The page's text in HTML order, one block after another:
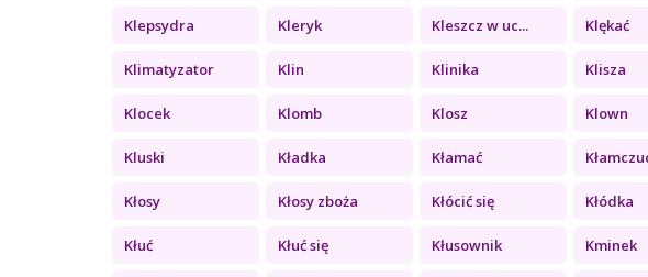
Klepsydra Kleryk Kleszcz w uc... Klękać
Klimatyzator Klin Klinika Klisza
Klocek Klomb Klosz Klown
Kluski Kładka Kłamać
Kłosy Kłosy zboża Kłócić się Kłódka
Kłuć Kłuć się Kłusownik Kminek